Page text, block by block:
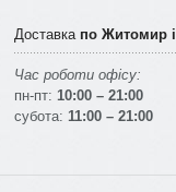
Доставка по Житомир і
Час роботи офісу:
пн-пт: 10:00 – 21:00
субота: 11:00 – 21:00